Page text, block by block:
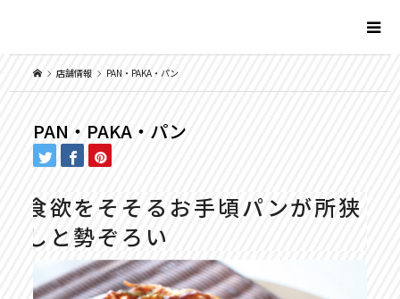
店舗情報 PAN・PAKA・パン
PAN・PAKA・パン
食欲をそそるお手頃パンが所狭
しと勢ぞろい